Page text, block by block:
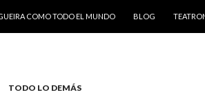
COMO TODO EL MUNDO BLOG
TODO LO DEMÁS